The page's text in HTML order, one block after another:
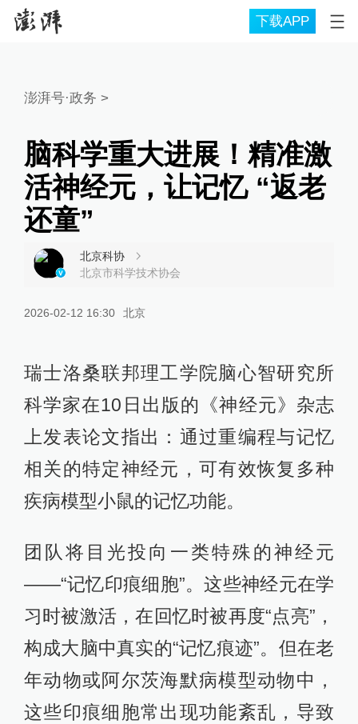
下载APP
澎湃号·政务 >
脑科学重大进展！精准激
活神经元，让记忆 “返老
还童”
北京科协
北京市科学技术协会
2026-02-12 16:30 北京
瑞士洛桑联邦理工学院脑心智研究所
科学家在10日出版的《神经元》杂志
上发表论文指出：通过重编程与记忆
相关的特定神经元，可有效恢复多种
疾病模型小鼠的记忆功能。
团队将目光投向一类特殊的神经元
——“记忆印痕细胞”。这些神经元在学
习时被激活，在回忆时被再度“点亮”，
构成大脑中真实的“记忆痕迹”。但在老
年动物或阿尔茨海默病模型动物中，
这些印痕细胞常出现功能紊乱，导致